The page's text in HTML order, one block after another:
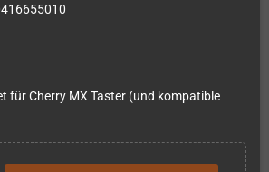
für Cherry MX Taster (und kompatible